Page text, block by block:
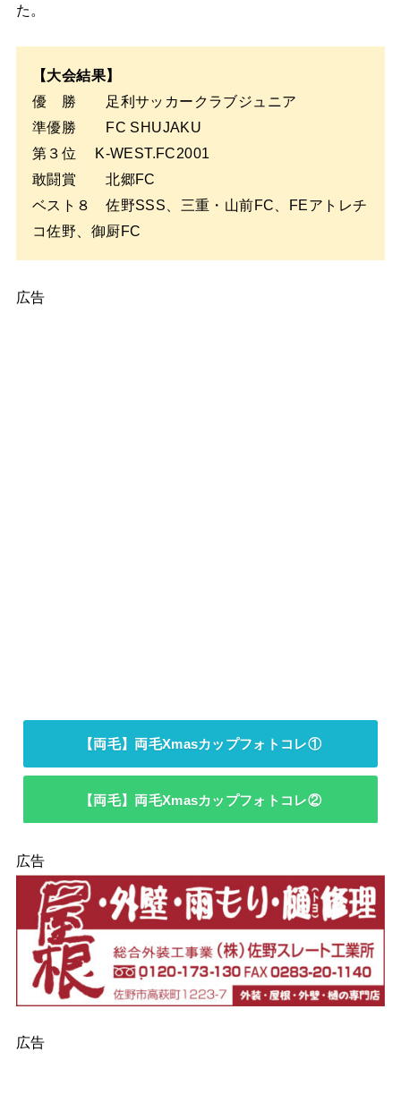
た。
【大会結果】
優 勝 足利サッカークラブジュニア
準優勝 FC SHUJAKU
第３位 K-WEST.FC2001
敢闘賞 北郷FC
ベスト８ 佐野SSS、三重・山前FC、FEアトレチ
コ佐野、御厨FC
広告
【両毛】両毛Xmasカップフォトコレ①
【両毛】両毛Xmasカップフォトコレ②
広告
広告